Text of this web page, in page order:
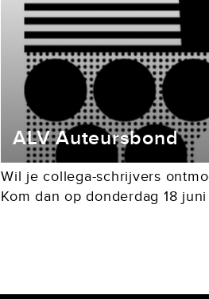
ALV Auteursbond
Wil je collega-schrijvers
Kom dan op donderdag 18